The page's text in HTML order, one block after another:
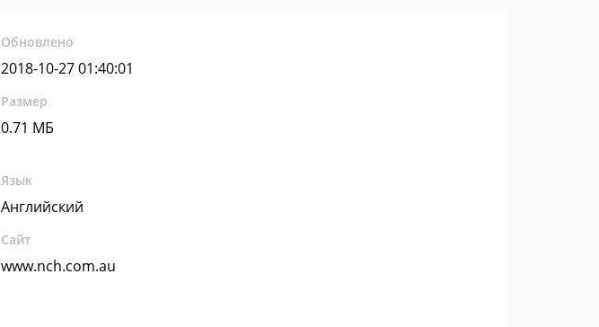
Обновлено
2018-10-27 01:40:01
Размер
0.71 МБ
Язык
Английский
Сайт
www.nch.com.au